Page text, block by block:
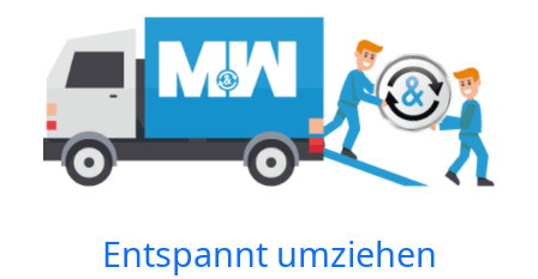
Entspannt umziehen